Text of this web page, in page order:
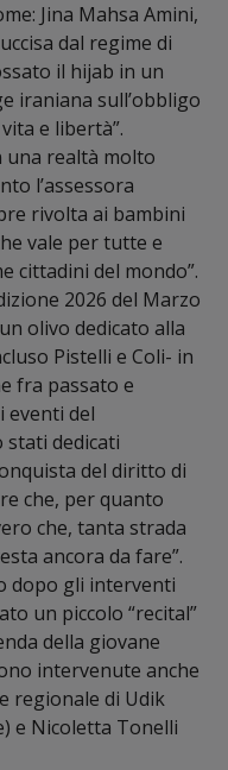
Jina Mahsa Amini,
dal regime di
il hijab in un
iraniana sull’obbligo
e libertà”.
una realtà molto
l’assessora
rivolta ai bambini
vale per tutte e
cittadini del mondo”.
2026 del Marzo
olivo dedicato alla
Pistelli e Coli- in
fra passato e
eventi del
stati dedicati
del diritto di
che, per quanto
che, tanta strada
ancora da fare”.
dopo gli interventi
un piccolo “recital”
della giovane
intervenute anche
regionale di Udik
e Nicoletta Tonelli